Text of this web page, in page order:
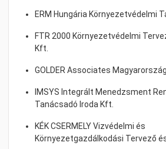
ERM Hungária Környezetvédelmi
FTR 2000 Környezetvédelmi
Kft.
GOLDER Associates
IMSYS Integrált Menedzsment
Tanácsadó Iroda Kft.
KÉK CSERMELY Vizvédelmi és
Környezetgazdálkodási Tervező